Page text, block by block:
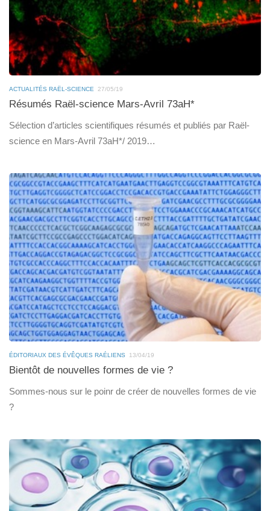
ACTUALITÉS RAËL-SCIENCE 27/05/19
Résumés Raël-science Mars-Avril 73aH*
Sélection d’articles scientifiques résumés et publiés par Raël-
science en Mars-Avril 73aH*/ 2019…
ÉDITORIAUX DES ÉVÊQUES RAÉLIENS 13/04/19
Bientôt de nouvelles formes de vie ?
Sommes-nous sur le poinr de créer de nouvelles formes de vie
?